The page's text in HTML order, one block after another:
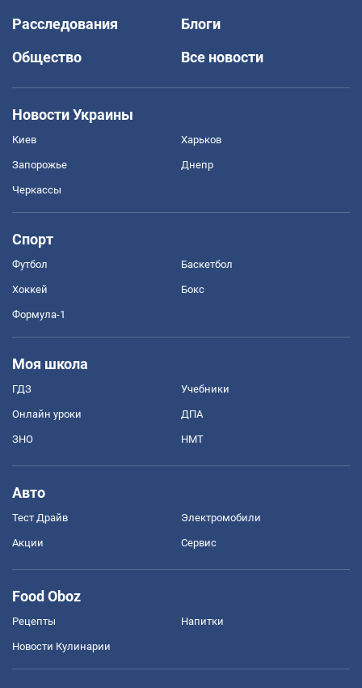
Расследования
Блоги
Общество
Все новости
Новости Украины
Киев Харьков
Запорожье Днепр
Черкассы
Спорт
Футбол Баскетбол
Хоккей Бокс
Формула-1
Моя школа
ГДЗ Учебники
Онлайн уроки ДПА
ЗНО НМТ
Авто
Тест Драйв Электромобили
Акции Сервис
Food Oboz
Рецепты Напитки
Новости Кулинарии